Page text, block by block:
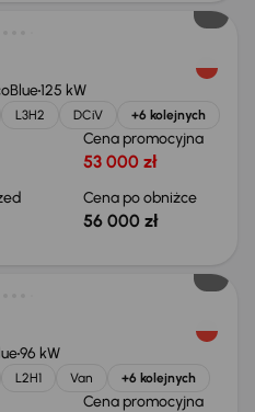
125 kW
L3H2 DCiV +6 kolejnych
Cena promocyjna
53 000 zł
Cena po obniżce
56 000 zł
96 kW
L2H1 Van +6 kolejnych
Cena promocyjna